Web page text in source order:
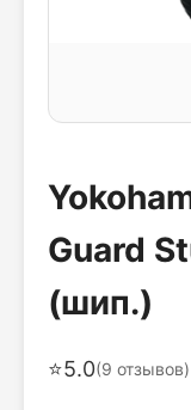
Guard
(шип.)
⭐5.0(9 отзывов)